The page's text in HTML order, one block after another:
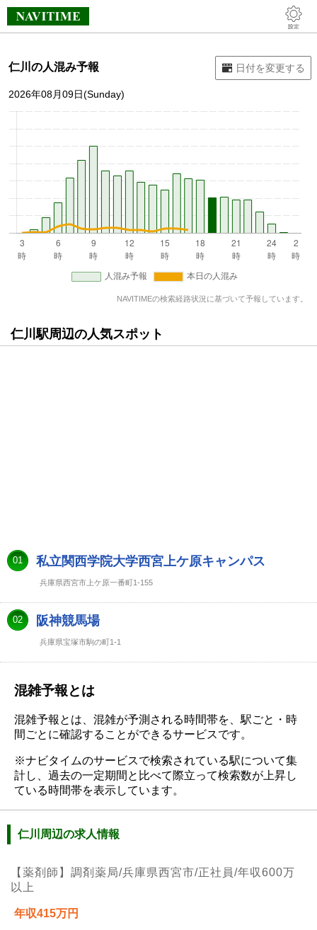
仁川の人混み予報
2026年08月09日(Sunday)
NAVITIMEの検索経路状況に基づいて予報しています。
仁川駅周辺の人気スポット
01 私立関西学院大学西宮上ケ原キャンパス
兵庫県西宮市上ケ原一番町1-155
02 阪神競馬場
兵庫県宝塚市駒の町1-1
混雑予報とは
混雑予報とは、混雑が予測される時間帯を、駅ごと・時
間ごとに確認することができるサービスです。
※ナビタイムのサービスで検索されている駅について集
計し、過去の一定期間と比べて際立って検索数が上昇し
ている時間帯を表示しています。
仁川周辺の求人情報
【薬剤師】調剤薬局/兵庫県西宮市/正社員/年収600万
以上
年収415万円